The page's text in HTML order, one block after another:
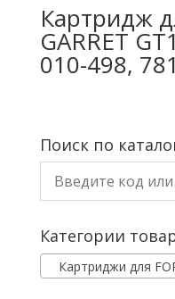
Картридж
GARRET
010-498,
Поиск по
Категории
Картриджи для